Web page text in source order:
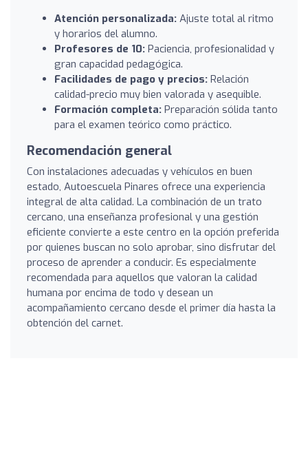
Atención personalizada: Ajuste total al ritmo
y horarios del alumno.
Profesores de 10: Paciencia, profesionalidad y
gran capacidad pedagógica.
Facilidades de pago y precios: Relación
calidad-precio muy bien valorada y asequible.
Formación completa: Preparación sólida tanto
para el examen teórico como práctico.
Recomendación general
Con instalaciones adecuadas y vehículos en buen
estado, Autoescuela Pinares ofrece una experiencia
integral de alta calidad. La combinación de un trato
cercano, una enseñanza profesional y una gestión
eficiente convierte a este centro en la opción preferida
por quienes buscan no solo aprobar, sino disfrutar del
proceso de aprender a conducir. Es especialmente
recomendada para aquellos que valoran la calidad
humana por encima de todo y desean un
acompañamiento cercano desde el primer día hasta la
obtención del carnet.